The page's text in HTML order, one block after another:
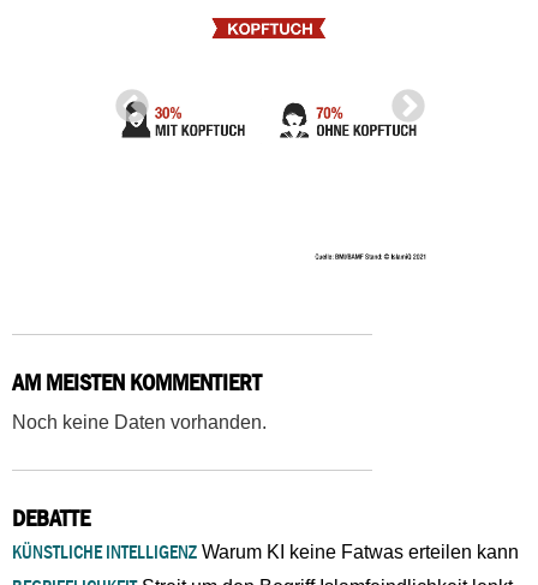
AM MEISTEN KOMMENTIERT
Noch keine Daten vorhanden.
DEBATTE
KÜNSTLICHE INTELLIGENZ Warum KI keine Fatwas erteilen kann